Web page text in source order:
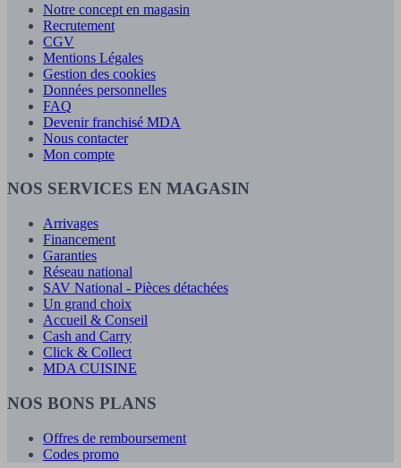
Notre concept en magasin
Recrutement
CGV
Mentions Légales
Gestion des cookies
Données personnelles
FAQ
Devenir franchisé MDA
Nous contacter
Mon compte
NOS SERVICES EN MAGASIN
Arrivages
Financement
Garanties
Réseau national
SAV National - Pièces détachées
Un grand choix
Accueil & Conseil
Cash and Carry
Click & Collect
MDA CUISINE
NOS BONS PLANS
Offres de remboursement
Codes promo